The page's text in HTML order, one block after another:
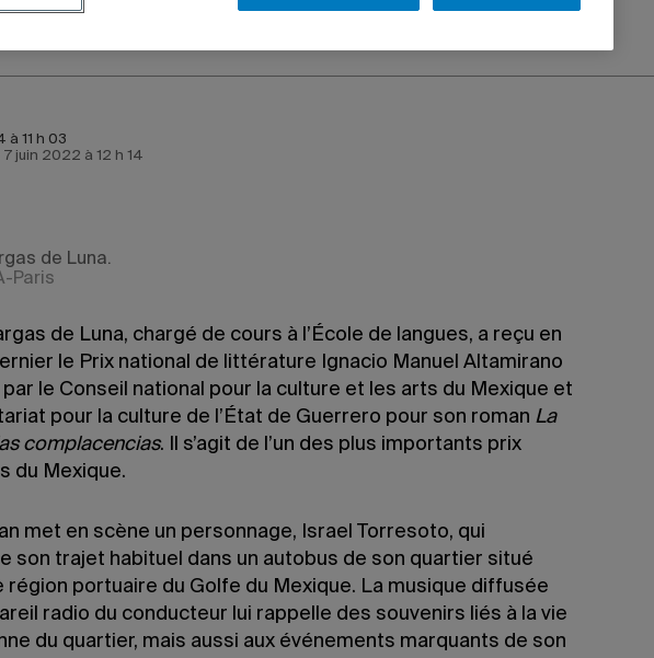
à 11 h 03
7 juin 2022 à 12 h 14
de Luna.
Paris
de Luna, chargé de cours à l’École de langues, a reçu en
le Prix national de littérature Ignacio Manuel Altamirano
le Conseil national pour la culture et les arts du Mexique et
pour la culture de l’État de Guerrero pour son roman La
complacencias. Il s’agit de l’un des plus importants prix
du Mexique.
met en scène un personnage, Israel Torresoto, qui
son trajet habituel dans un autobus de son quartier situé
région portuaire du Golfe du Mexique. La musique diffusée
radio du conducteur lui rappelle des souvenirs liés à la vie
du quartier, mais aussi aux événements marquants de son